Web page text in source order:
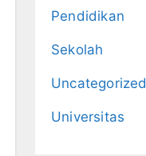
Pendidikan
Sekolah
Uncategorized
Universitas